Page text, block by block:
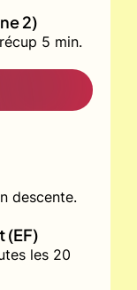
2)
5 min.
descente.
(EF)
les 20